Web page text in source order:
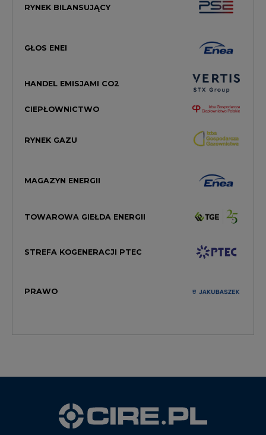
RYNEK BILANSUJĄCY
GŁOS ENEI
HANDEL EMISJAMI CO2
CIEPŁOWNICTWO
RYNEK GAZU
MAGAZYN ENERGII
TOWAROWA GIEŁDA ENERGII
STREFA KOGENERACJI PTEC
PRAWO